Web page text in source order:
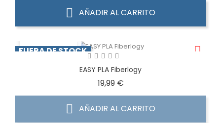
AÑADIR AL CARRITO
FUERA DE STOCK
EASY PLA Fiberlogy
19,99 €Precio
AÑADIR AL CARRITO